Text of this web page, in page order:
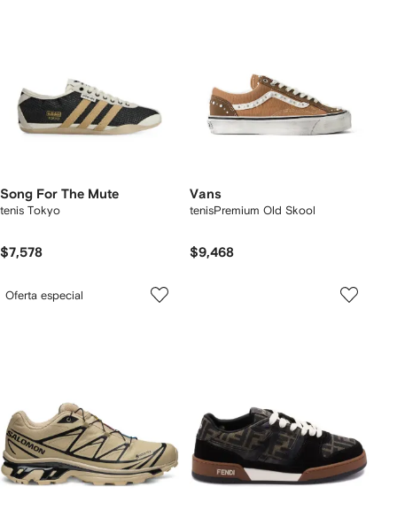
Song For The Mute
tenis Tokyo
$7,578
Vans
tenisPremium Old Skool
$9,468
Oferta especial